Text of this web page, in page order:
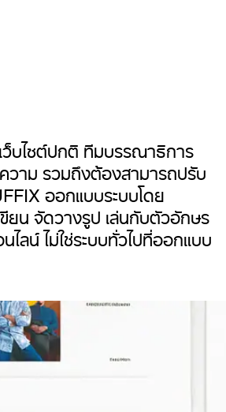
บไซต์ปกติ ทีมบรรณาธิการ
วาม รวมถึงต้องสามารถปรับ
ออกแบบระบบโดย
น จัดวางรูป เล่นกับตัวอักษร
ลน์ ไม่ใช่ระบบทั่วไปที่ออกแบบ